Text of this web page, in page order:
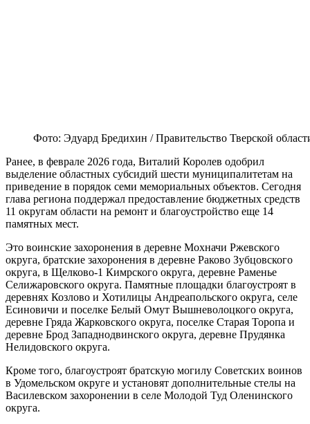
Фото: Эдуард Бредихин / Правительство Тверской
Ранее, в феврале 2026 года, Виталий Королев одобрил
выделение областных субсидий шести муниципалитетам на
приведение в порядок семи мемориальных объектов. Сегодня
глава региона поддержал предоставление бюджетных средств
11 округам области на ремонт и благоустройство еще 14
памятных мест.
Это воинские захоронения в деревне Мохначи Ржевского
округа, братские захоронения в деревне Раково Зубцовского
округа, в Щелково-1 Кимрского округа, деревне Раменье
Селижаровского округа. Памятные площадки благоустроят в
деревнях Козлово и Хотилицы Андреапольского округа, селе
Есиновичи и поселке Белый Омут Вышневолоцкого округа,
деревне Гряда Жарковского округа, поселке Старая Торопа и
деревне Брод Западнодвинского округа, деревне Прудянка
Нелидовского округа.
Кроме того, благоустроят братскую могилу Советских воинов
в Удомельском округе и установят дополнительные стелы на
Василевском захоронении в селе Молодой Туд Оленинского
округа.